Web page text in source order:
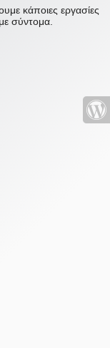
κάποιες εργασίες
σύντομα.